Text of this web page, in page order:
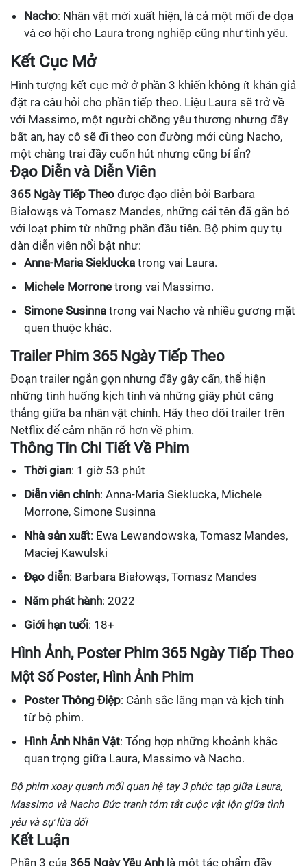
Nacho: Nhân vật mới xuất hiện, là cả một mối đe dọa
và cơ hội cho Laura trong nghiệp cũng như tình yêu.
Kết Cục Mở
Hình tượng kết cục mở ở phần 3 khiến không ít khán giả
đặt ra câu hỏi cho phần tiếp theo. Liệu Laura sẽ trở về
với Massimo, một người chồng yêu thương nhưng đầy
bất an, hay cô sẽ đi theo con đường mới cùng Nacho,
một chàng trai đầy cuốn hút nhưng cũng bí ẩn?
Đạo Diễn và Diễn Viên
365 Ngày Tiếp Theo được đạo diễn bởi Barbara
Białowąs và Tomasz Mandes, những cái tên đã gắn bó
với loạt phim từ những phần đầu tiên. Bộ phim quy tụ
dàn diễn viên nổi bật như:
Anna-Maria Sieklucka trong vai Laura.
Michele Morrone trong vai Massimo.
Simone Susinna trong vai Nacho và nhiều gương mặt
quen thuộc khác.
Trailer Phim 365 Ngày Tiếp Theo
Đoạn trailer ngắn gọn nhưng đầy gây cấn, thể hiện
những tình huống kịch tính và những giây phút căng
thẳng giữa ba nhân vật chính. Hãy theo dõi trailer trên
Netflix để cảm nhận rõ hơn về phim.
Thông Tin Chi Tiết Về Phim
Thời gian: 1 giờ 53 phút
Diễn viên chính: Anna-Maria Sieklucka, Michele
Morrone, Simone Susinna
Nhà sản xuất: Ewa Lewandowska, Tomasz Mandes,
Maciej Kawulski
Đạo diễn: Barbara Białowąs, Tomasz Mandes
Năm phát hành: 2022
Giới hạn tuổi: 18+
Hình Ảnh, Poster Phim 365 Ngày Tiếp Theo
Một Số Poster, Hình Ảnh Phim
Poster Thông Điệp: Cảnh sắc lãng mạn và kịch tính
từ bộ phim.
Hình Ảnh Nhân Vật: Tổng hợp những khoảnh khắc
quan trọng giữa Laura, Massimo và Nacho.
Bộ phim xoay quanh mối quan hệ tay 3 phức tạp giữa Laura,
Massimo và Nacho Bức tranh tóm tắt cuộc vật lộn giữa tình
yêu và sự lừa dối
Kết Luận
Phần 3 của 365 Ngày Yêu Anh là một tác phẩm đầy